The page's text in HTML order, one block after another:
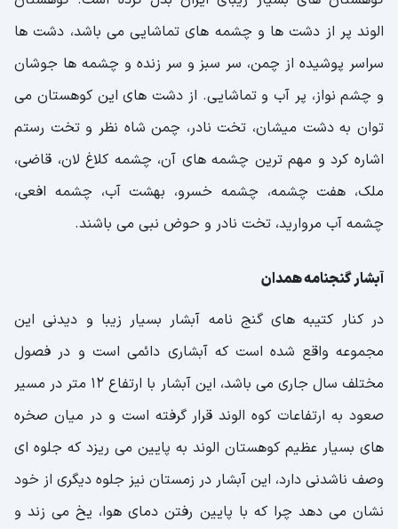
الوند پر از دشت ها و چشمه های تماشایی می باشد، دشت ها
سراسر پوشیده از چمن، سر سبز و سر زنده و چشمه ها جوشان
و چشم نواز، پر آب و تماشایی. از دشت های این کوهستان می
توان به دشت میشان، تخت نادر، چمن شاه نظر و تخت رستم
اشاره کرد و مهم ترین چشمه های آن، چشمه کلاغ لان، قاضی،
ملک، هفت چشمه، چشمه خسرو، بهشت آب، چشمه افعی،
چشمه آب مروارید، تخت نادر و حوض نبی می باشند.
آبشار گنجنامه همدان
در کنار کتیبه های گنج نامه آبشار بسیار زیبا و دیدنی این
مجموعه واقع شده است که آبشاری دائمی است و در فصول
مختلف سال جاری می باشد، این آبشار با ارتفاع 12 متر در مسیر
صعود به ارتفاعات کوه الوند قرار گرفته است و در میان صخره
های بسیار عظیم کوهستان الوند به پایین می ریزد که جلوه ای
وصف ناشدنی دارد، این آبشار در زمستان نیز جلوه دیگری از خود
نشان می دهد چرا که با پایین رفتن دمای هوا، یخ می زند و